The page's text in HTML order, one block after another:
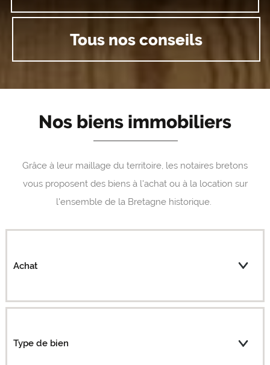
Tous nos conseils
Nos biens immobiliers
Grâce à leur maillage du territoire, les notaires bretons
vous proposent des biens à l'achat ou à la location sur
l'ensemble de la Bretagne historique.
Achat
Type de bien